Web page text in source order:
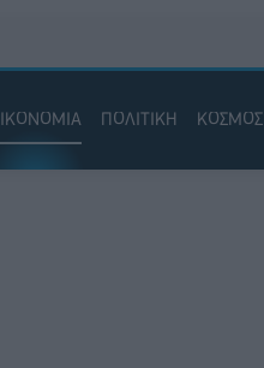
ΠΟΛΙΤΙΚΗ ΚΟΣΜΟΣ